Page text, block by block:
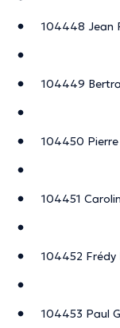
104448 Jean
104449
104450
104451
104452
104453 Paul